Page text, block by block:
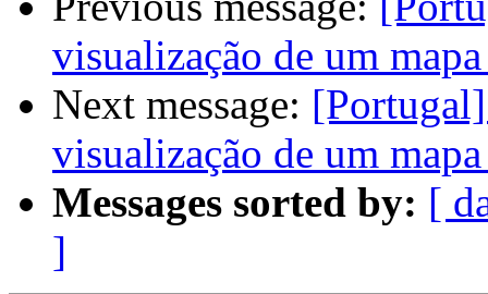
visualização de um
Next message:
visualização de um
Messages sorted by: [
]